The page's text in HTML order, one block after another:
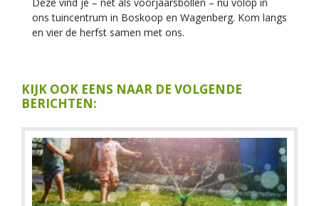
ons tuincentrum in Boskoop en Wagenberg. Kom langs
en vier de herfst samen met ons.
KIJK OOK EENS NAAR DE VOLGENDE
BERICHTEN: